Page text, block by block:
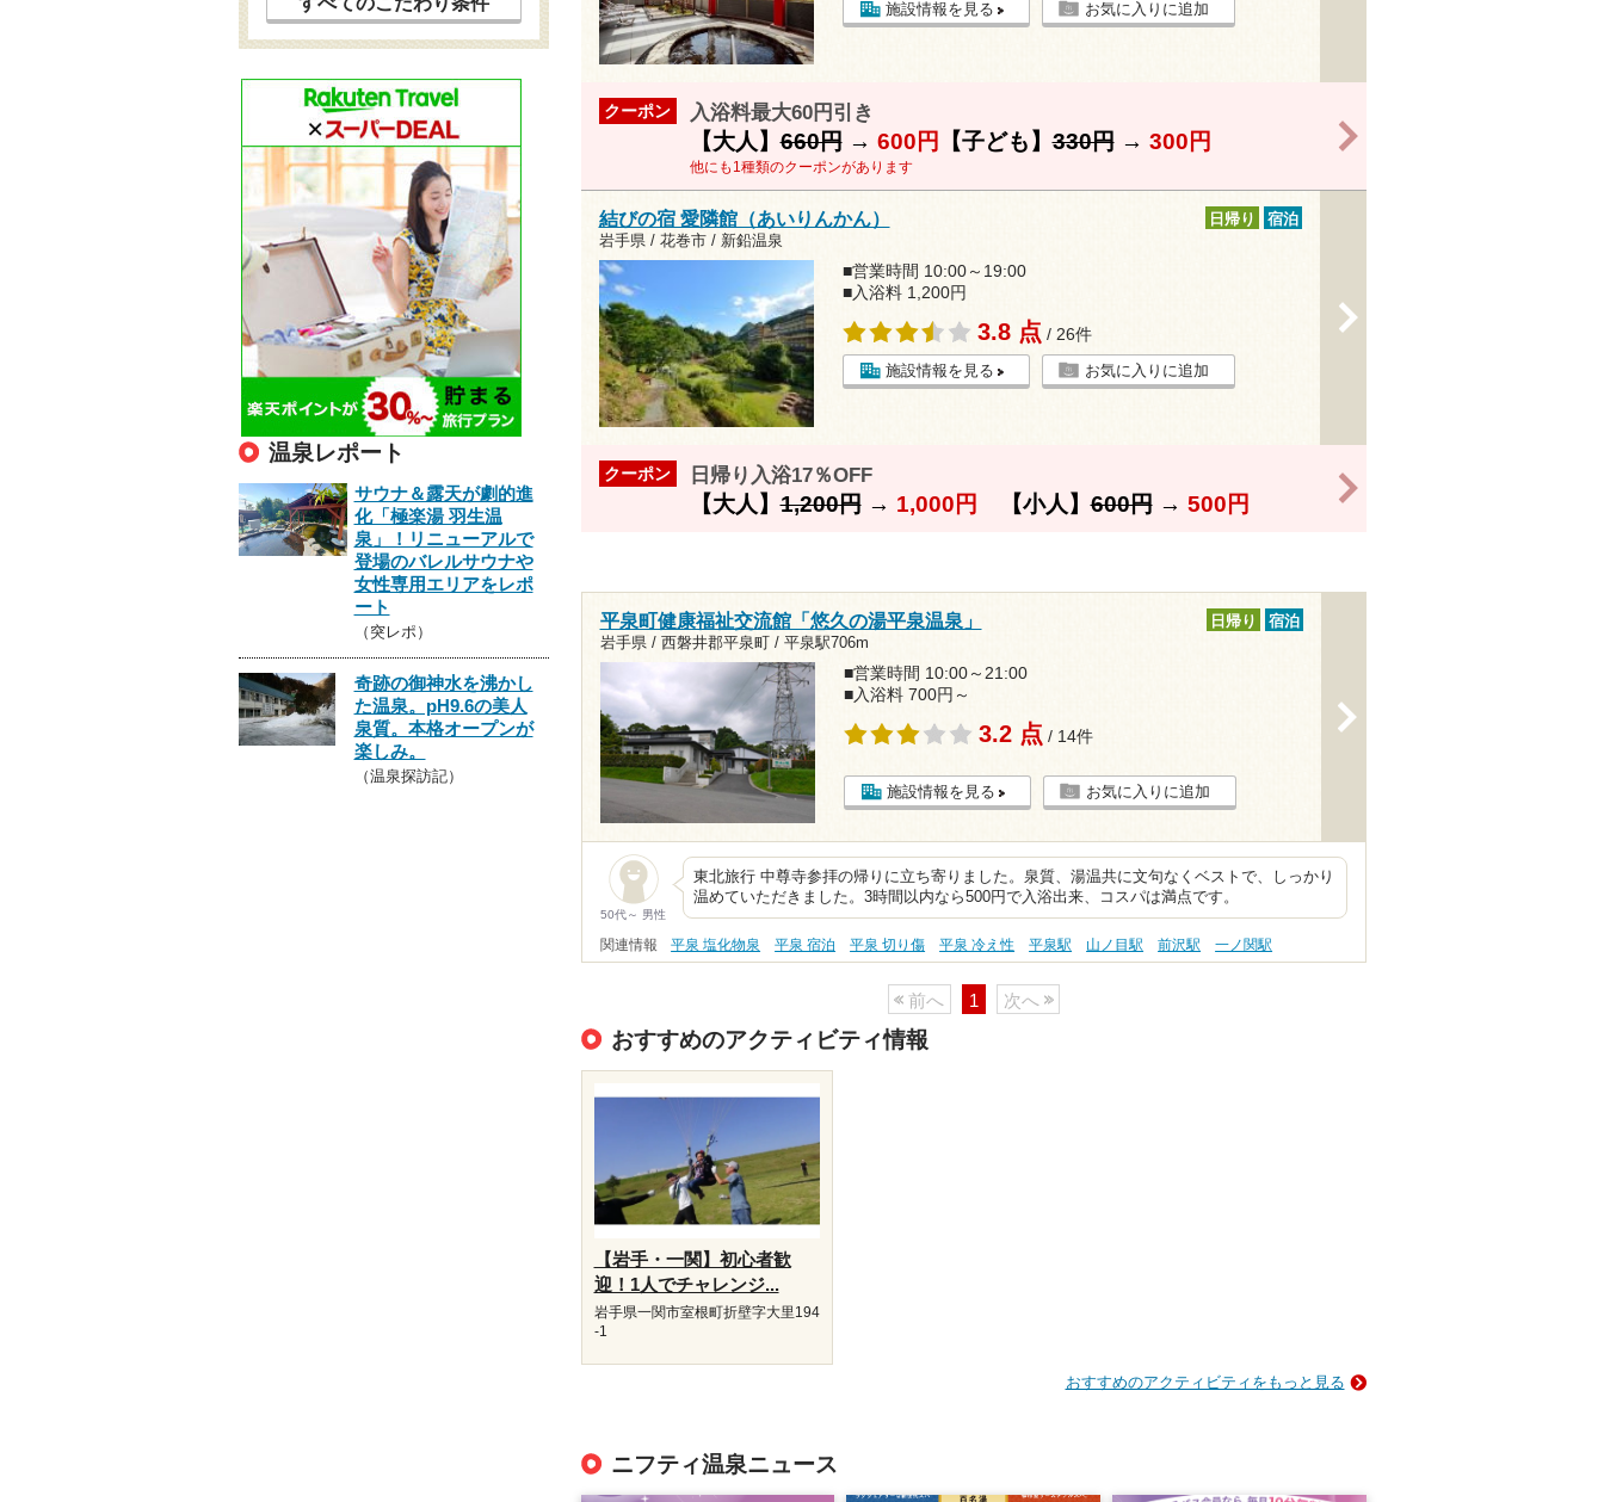
施設情報を見る お気に入りに追加
クーポン 入浴料最大60円引き
【大人】660円→ 600円 【子ども】330円→ 300円
他にも1種類のクーポンがあります
>
結びの宿 愛隣館（あいりんかん）
岩手県 / 花巻市 / 新鉛温泉
日帰り 宿泊
■営業時間 10:00～19:00
■入浴料 1,200円
3.8 点 / 26件
施設情報を見る お気に入りに追加
クーポン 日帰り入浴17％OFF
【大人】1,200円→ 1,000円 【小人】600円→ 500円
平泉町健康福祉交流館「悠久の湯平泉温泉」
岩手県 / 西磐井郡平泉町 / 平泉駅706m
日帰り 宿泊
■営業時間 10:00～21:00
■入浴料 700円～
3.2 点 / 14件
施設情報を見る お気に入りに追加
50代～ 男性
東北旅行 中尊寺参拝の帰りに立ち寄りました。泉質、湯温共に文句なくベストで、しっかり
温めていただきました。3時間以内なら500円で入浴出来、コスパは満点です。
関連情報 平泉 塩化物泉 平泉 宿泊 平泉 切り傷 平泉 冷え性 平泉駅 山ノ目駅 前沢駅 一ノ関駅
前へ 1 次へ
おすすめのアクティビティ情報
【岩手・一関】初心者歓
迎！1人でチャレンジ...
岩手県一関市室根町折壁字大里194
-1
おすすめのアクティビティをもっと見る
ニフティ温泉ニュース
温泉レポート
サウナ＆露天が劇的進
化「極楽湯 羽生温
泉」！リニューアルで
登場のバレルサウナや
女性専用エリアをレポ
ート
（突レポ）
奇跡の御神水を沸かし
た温泉。pH9.6の美人
泉質。本格オープンが
楽しみ。
（温泉探訪記）